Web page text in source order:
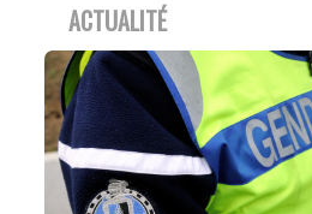
ACTUALITÉ